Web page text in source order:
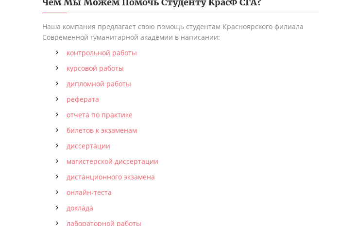
Наша компания предлагает свою помощь студентам Красноярского филиала
Современной гуманитарной академии в написании:
контрольной работы
курсовой работы
дипломной работы
реферата
отчета по практике
билетов к экзаменам
диссертации
магистерской диссертации
дистанционного экзамена
онлайн-теста
доклада
лабораторной работы